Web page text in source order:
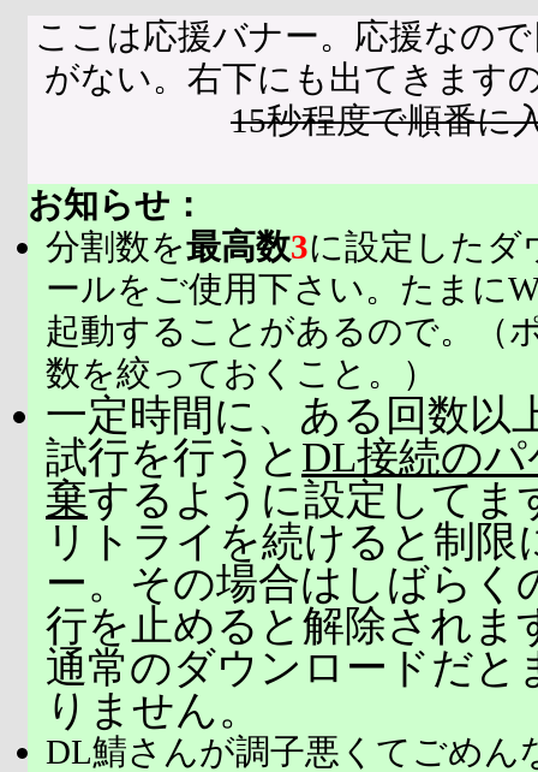
ここは応援バナー。応援なの
がない。右下にも出てきます
15秒程度で順番に
お知らせ：
分割数を最高数3に設定したダ
ールをご使用下さい。たまに
起動することがあるので。（
数を絞っておくこと。）
一定時間に、ある回数以
試行を行うと DL接続の
棄するように設定してま
リトライを続けると制限
ー。その場合はしばらく
行を止めると解除されま
通常のダウンロードだと
りません。
DL鯖さんが調子悪くてごめん